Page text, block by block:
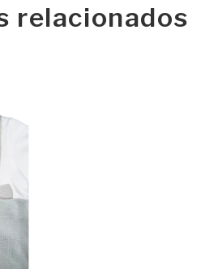
relacionados